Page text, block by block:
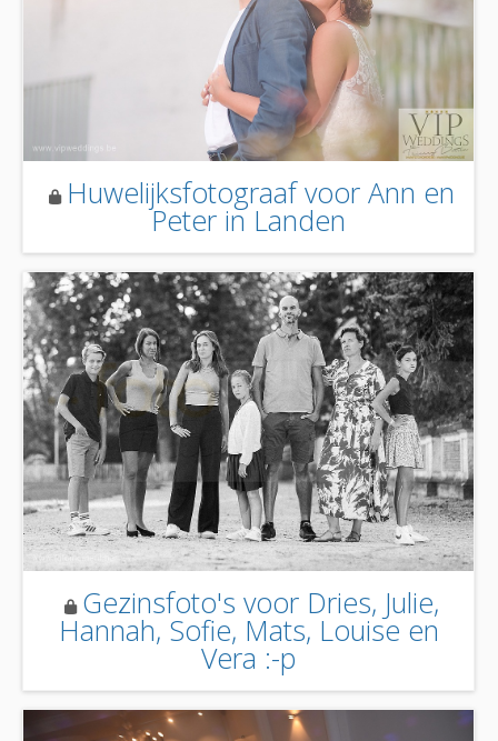
Huwelijksfotograaf voor Ann en
Peter in Landen
Gezinsfoto's voor Dries, Julie,
Hannah, Sofie, Mats, Louise en
Vera :-p